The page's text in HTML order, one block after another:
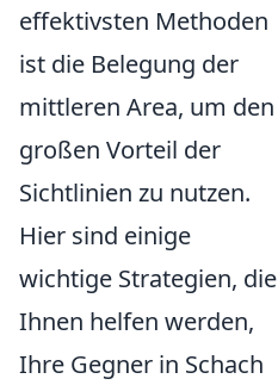
effektivsten Methoden
ist die Belegung der
mittleren Area, um den
großen Vorteil der
Sichtlinien zu nutzen.
Hier sind einige
wichtige Strategien, die
Ihnen helfen werden,
Ihre Gegner in Schach